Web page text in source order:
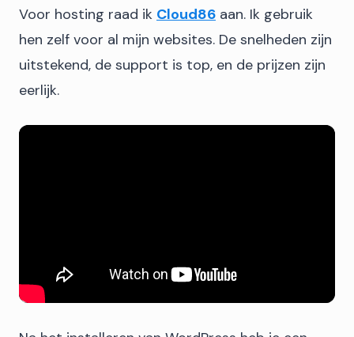
Voor hosting raad ik Cloud86 aan. Ik gebruik
hen zelf voor al mijn websites. De snelheden zijn
uitstekend, de support is top, en de prijzen zijn
eerlijk.